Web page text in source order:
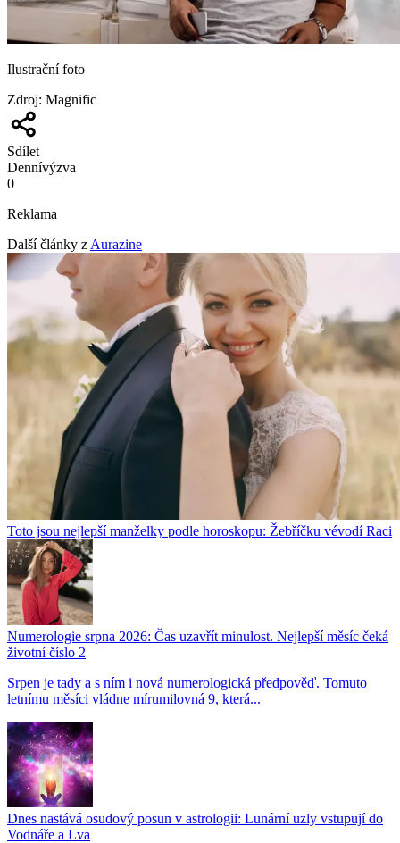
Ilustrační foto
Zdroj: Magnific
Sdílet
Dennívýzva
0
Reklama
Další články z Aurazine
Toto jsou nejlepší manželky podle horoskopu: Žebříčku vévodí Raci
Numerologie srpna 2026: Čas uzavřít minulost. Nejlepší měsíc čeká
životní číslo 2
Srpen je tady a s ním i nová numerologická předpověď. Tomuto
letnímu měsíci vládne mírumilovná 9, která...
Dnes nastává osudový posun v astrologii: Lunární uzly vstupují do
Vodnáře a Lva